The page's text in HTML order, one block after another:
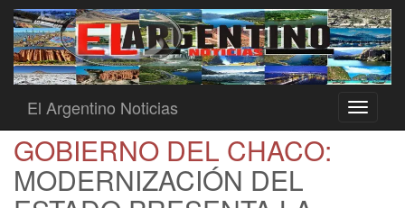
Toggle
El Argentino Noticias
GOBIERNO DEL CHACO:
MODERNIZACIÓN DEL